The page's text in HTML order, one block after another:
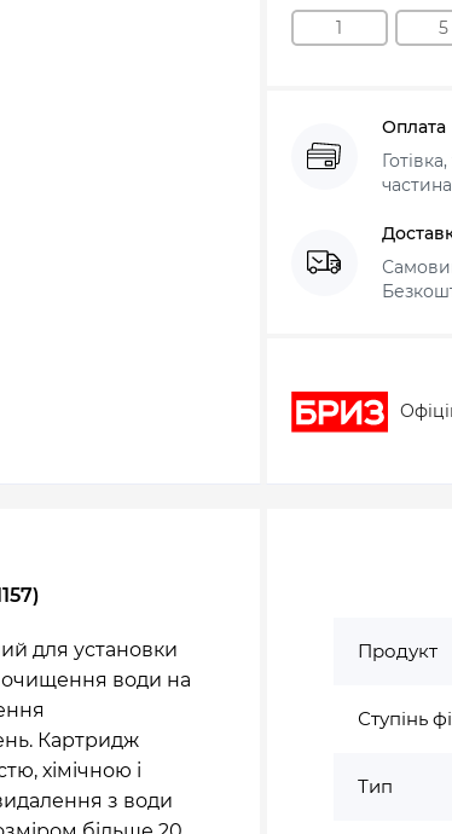
1 5
Оплата
для установки
очищення води на
Картридж
хімічною і
з води
Продукт
Ступінь
Тип